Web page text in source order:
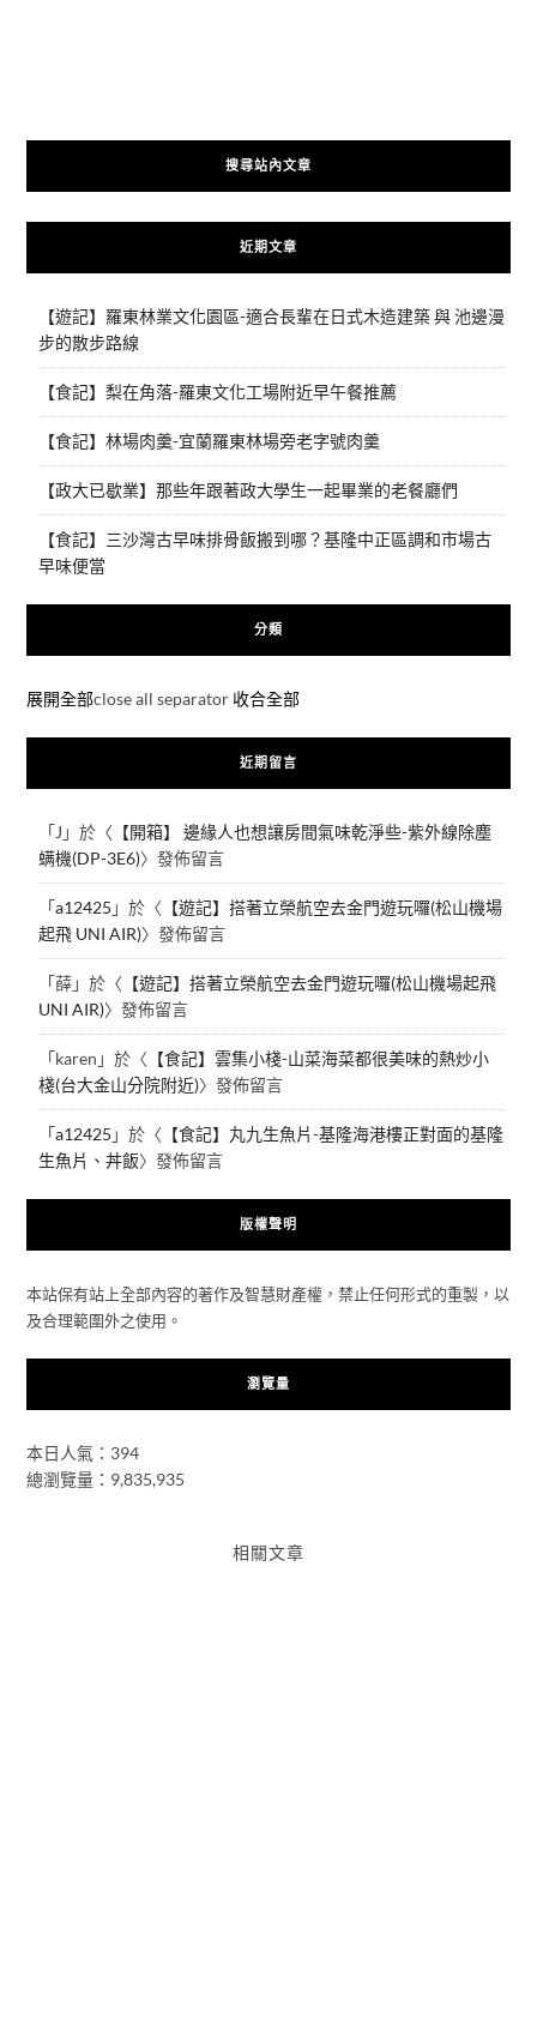
搜尋站內文章
近期文章
【遊記】羅東林業文化園區-適合長輩在日式木造建築 與 池邊漫
步的散步路線
【食記】梨在角落-羅東文化工場附近早午餐推薦
【食記】林場肉羹-宜蘭羅東林場旁老字號肉羹
【政大已歇業】那些年跟著政大學生一起畢業的老餐廳們
【食記】三沙灣古早味排骨飯搬到哪？基隆中正區調和市場古
早味便當
分類
展開全部close all separator 收合全部
近期留言
「J 」於〈 【開箱】 邊緣人也想讓房間氣味乾淨些-紫外線除塵
螨機(DP-3E6)〉發佈留言
「a12425 」於〈 【遊記】搭著立榮航空去金門遊玩囉(松山機場
起飛 UNI AIR)〉發佈留言
「薛」於〈 【遊記】搭著立榮航空去金門遊玩囉(松山機場起飛
UNI AIR)〉發佈留言
「karen 」於〈 【食記】雲集小棧-山菜海菜都很美味的熱炒小
棧(台大金山分院附近)〉發佈留言
「a12425 」於〈 【食記】丸九生魚片-基隆海港樓正對面的基隆
生魚片、丼飯〉發佈留言
版權聲明
本站保有站上全部內容的著作及智慧財產權，禁止任何形式的重製，以
及合理範圍外之使用。
瀏覽量
本日人氣：394
總瀏覽量：9,835,935
相關文章